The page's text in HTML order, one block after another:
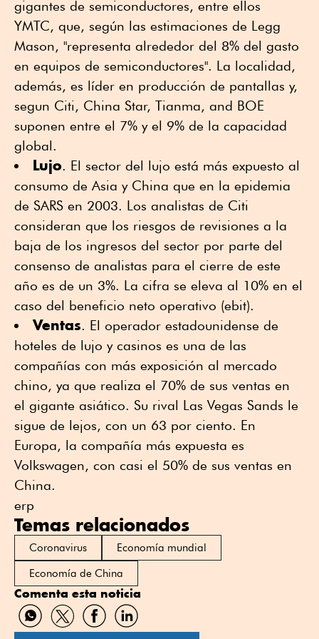
gigantes de semiconductores, entre ellos
YMTC, que, según las estimaciones de Legg
Mason, "representa alrededor del 8% del gasto
en equipos de semiconductores". La localidad,
además, es líder en producción de pantallas y,
segun Citi, China Star, Tianma, and BOE
suponen entre el 7% y el 9% de la capacidad
global.
Lujo. El sector del lujo está más expuesto al
consumo de Asia y China que en la epidemia
de SARS en 2003. Los analistas de Citi
consideran que los riesgos de revisiones a la
baja de los ingresos del sector por parte del
consenso de analistas para el cierre de este
año es de un 3%. La cifra se eleva al 10% en el
caso del beneficio neto operativo (ebit).
Ventas. El operador estadounidense de
hoteles de lujo y casinos es una de las
compañías con más exposición al mercado
chino, ya que realiza el 70% de sus ventas en
el gigante asiático. Su rival Las Vegas Sands le
sigue de lejos, con un 63 por ciento. En
Europa, la compañía más expuesta es
Volkswagen, con casi el 50% de sus ventas en
China.
erp
Temas relacionados
Coronavirus
Economía mundial
Economía de China
Comenta esta noticia
Compartir
por
Compartir
por
Compartir
por
Compartir
por